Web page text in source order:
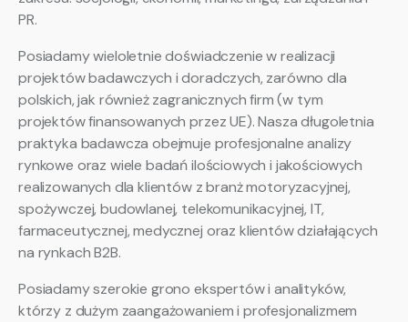
PR.
Posiadamy wieloletnie doświadczenie w realizacji
projektów badawczych i doradczych, zarówno dla
polskich, jak również zagranicznych firm (w tym
projektów finansowanych przez UE). Nasza długoletnia
praktyka badawcza obejmuje profesjonalne analizy
rynkowe oraz wiele badań ilościowych i jakościowych
realizowanych dla klientów z branż motoryzacyjnej,
spożywczej, budowlanej, telekomunikacyjnej, IT,
farmaceutycznej, medycznej oraz klientów działających
na rynkach B2B.
Posiadamy szerokie grono ekspertów i analityków,
którzy z dużym zaangażowaniem i profesjonalizmem